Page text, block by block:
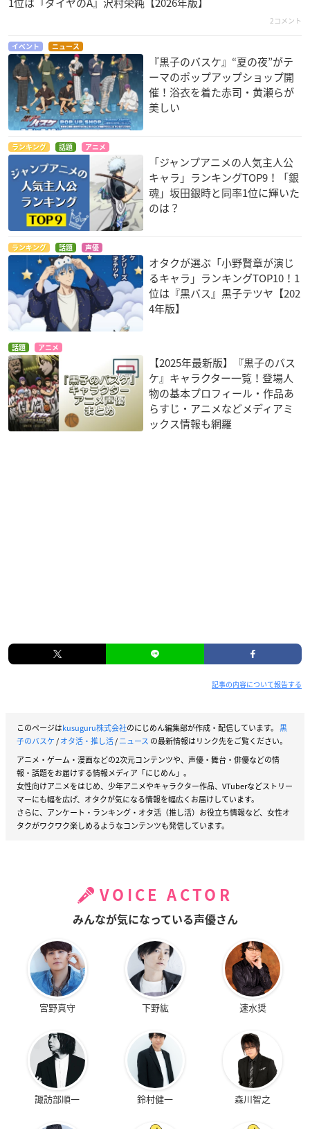
2コメント
イベント ニュース
『黒子のバスケ』“夏の夜”がテ
ーマのポップアップショップ開
催！浴衣を着た赤司・黄瀬らが
美しい
ランキング 話題 アニメ
「ジャンプアニメの人気主人公
キャラ」ランキングTOP9！「銀
魂」坂田銀時と同率1位に輝いた
のは？
ランキング 話題 声優
オタクが選ぶ「小野賢章が演じ
るキャラ」ランキングTOP10！1
位は『黒バス』黒子テツヤ【202
4年版】
話題 アニメ
【2025年最新版】『黒子のバス
ケ』キャラクター一覧！登場人
物の基本プロフィール・作品あ
らすじ・アニメなどメディアミ
ックス情報も網羅
記事の内容について報告する
このページはkusuguru株式会社のにじめん編集部が作成・配信しています。 黒
子のバスケ/オタ活・推し活/ニュース の最新情報はリンク先をご覧ください。
アニメ・ゲーム・漫画などの2次元コンテンツや、声優・舞台・俳優などの情
報・話題をお届けする情報メディア「にじめん」。
女性向けアニメをはじめ、少年アニメやキャラクター作品、VTuberなどストリー
マーにも幅を広げ、オタクが気になる情報を幅広くお届けしています。
さらに、アンケート・ランキング・オタ活（推し活）お役立ち情報など、女性オ
タクがワクワク楽しめるようなコンテンツも発信しています。
VOICE ACTOR
みんなが気になっている声優さん
宮野真守 下野紘 速水奨
諏訪部順一 鈴村健一 森川智之